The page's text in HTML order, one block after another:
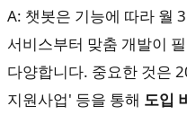
A: 챗봇은 기능에 따라 월
서비스부터 맞춤 개발이
다양합니다. 중요한 것은
지원사업' 등을 통해 도입